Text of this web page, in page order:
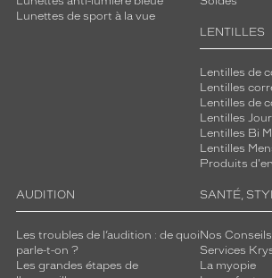
Lunettes de sport à la vue
LENTILLES
Lentilles de
Lentilles
Lentilles de
Lentilles
Lentilles Bi
Lentilles
Produits
AUDITION
Les troubles de l’audition : de quoi
parle-t-on ?
Les grandes étapes de
SANTÉ,
Nos
Services
La myopie